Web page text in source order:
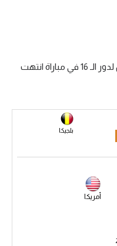
وساهم تيلمان في فوز أمريكا والتأهل لدور الـ 16 في مباراة انتهت
بلجيكا
أمريكا